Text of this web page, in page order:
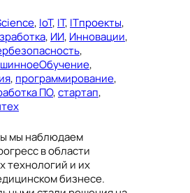
, IoT, IT, ITпроекты
, ИИ, Инновации
, программирование
ПО, стартап
мы наблюдаем
в области
технологий и их
бизнесе.